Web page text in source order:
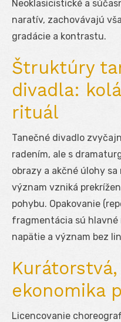
Neoklasicistické a
naratív, zachovávajú
gradácie a kontrastu.
Štruktúry
divadla:
rituál
Tanečné divadlo
radením, ale s
obrazy a akčné úlohy
význam vzniká
pohybu. Opakovanie
fragmentácia sú
napätie a význam bez
ekonomika
Licencovanie